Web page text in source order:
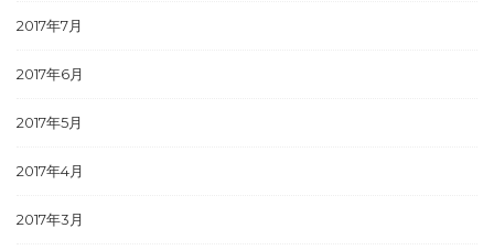
2017年7月
2017年6月
2017年5月
2017年4月
2017年3月